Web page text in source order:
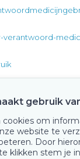
verantwoord-
Onze
gebruik
cookies om
website te
Door
klikken stem je